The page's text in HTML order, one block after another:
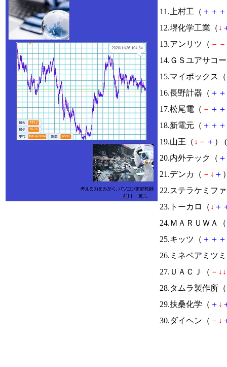
11.上村工（ ＋ ＋ ＋
12.堺化学工業（ ↓
13.アンリツ（ － －
14.ＧＳユアサコ
15.マイポックス（
16.長野計器（ ＋ ＋
17.松尾電（ － ＋ ＋
18.新電元（ ＋ ＋ ＋
19.山王（ ↓ － ＋ ） (
20.内外テック（ ＋
21.デンカ（ － ↓ ＋
22.ステラケミフ
23.トーカロ（ ↓ ＋
24.ＭＡＲＵＷＡ（
25.キッツ（ ＋ ＋ ＋
26.ミネベアミツ
27.ＵＡＣＪ（ － ↓ ↓
28.タムラ製作所（
29.扶桑化学（ ＋ ↓
30.ダイヘン（ － ↓